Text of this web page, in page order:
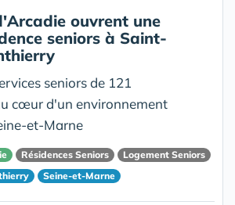
ouvrent une
seniors à Saint-
seniors de 121
cœur d'un environnement
et-Marne
Résidences Seniors
Logement Seniors
Seine-et-Marne